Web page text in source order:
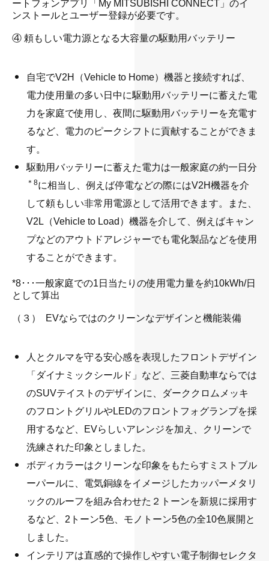
ートフォンアプリ「My MITSUBISHI CONNECT」のイ
ンストールとユーザー登録が必要です。
④ 頼もしい電力源となる大容量の駆動用バッテリー
自宅でV2H（Vehicle to Home）機器と接続すれば、
電力使用量の多い日中に駆動用バッテリーに蓄えた電
力を家庭で使用し、夜間に駆動用バッテリーを充電す
るなど、電力のピークシフトに貢献することができま
す。
駆動用バッテリーに蓄えた電力は一般家庭の約一日分
＊8に相当し、例えば停電などの際にはV2H機器を介
して頼もしい非常用電源として活用できます。また、
V2L（Vehicle to Load）機器を介して、例えばキャン
プなどのアウトドアレジャーでも電化製品などを使用
することができます。
*8･･･一般家庭での1日当たりの使用電力量を約10kWh/日
として算出
（３） EVならではのクリーンなデザインと機能装備
人とクルマを守る安心感を表現したフロントデザイン
「ダイナミックシールド」など、三菱自動車ならでは
のSUVテイストのデザインに、ダーククロムメッキ
のフロントグリルやLEDのフロントフォグランプを採
用するなど、EVらしいアレンジを加え、クリーンで
洗練された印象としました。
ボディカラーはクリーンな印象をもたらすミストブル
ーパールに、電気銅線をイメージしたカッパーメタリ
ックのルーフを組み合わせた２トーンを新規に採用す
るなど、2トーン5色、モノトーン5色の全10色展開と
しました。
インテリアは直感的で操作しやすい電子制御セレクタ